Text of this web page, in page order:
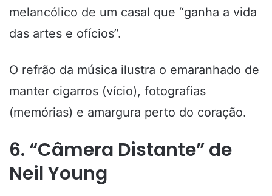
melancólico de um casal que “ganha a vida
das artes e ofícios”.
O refrão da música ilustra o emaranhado de
manter cigarros (vício), fotografias
(memórias) e amargura perto do coração.
6. “Câmera Distante” de
Neil Young